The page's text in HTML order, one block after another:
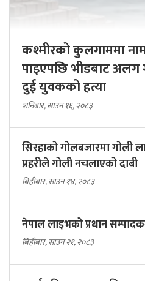
कश्मीरको कुलगाममा
पाइएपछि भीडबाट अलग
दुई युवकको हत्या
शनिबार, साउन १६, २०८३
सिरहाको गोलबजारमा गोली
प्रहरीले गोली नचलाएको दाबी
बिहीबार, साउन १४, २०८३
नेपाल लाइभको प्रधान
बिहीबार, साउन २१, २०८३